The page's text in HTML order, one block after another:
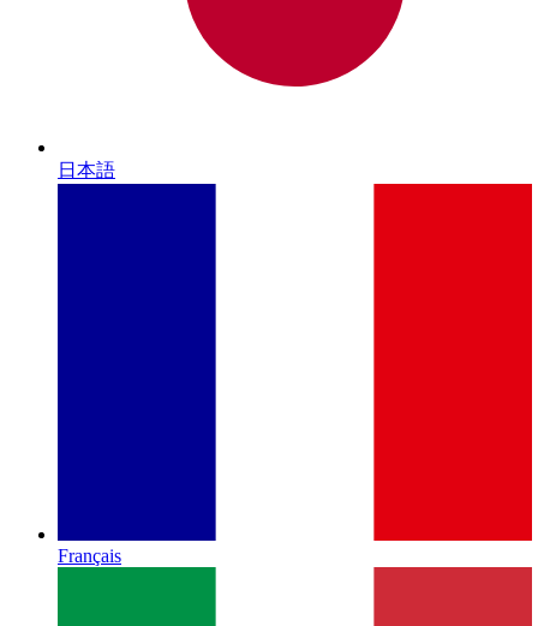
日本語
Français